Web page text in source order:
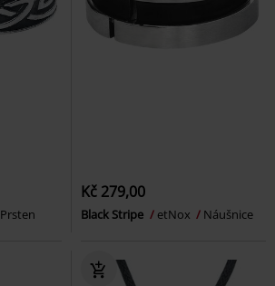
Prsten
Kč 279,00
Black Stripe etNox Náušnice